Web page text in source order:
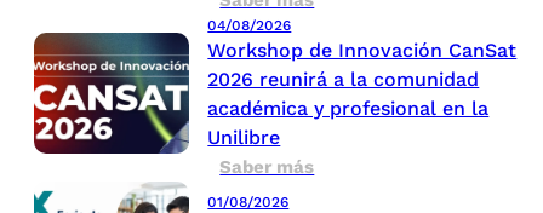
04/08/2026
Workshop de Innovación CanSat
2026 reunirá a la comunidad
académica y profesional en la
Unilibre
Saber más
01/08/2026